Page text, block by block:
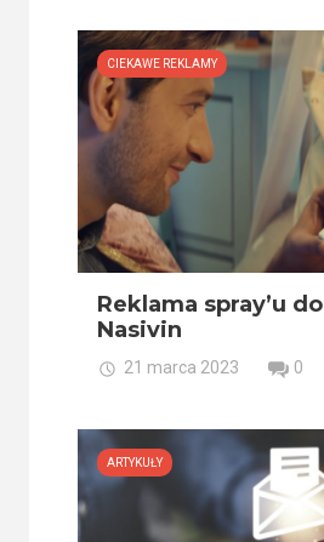
CIEKAWE REKLAMY
Reklama spray’u
Nasivin
21 marca 2023 0
ARTYKUŁY